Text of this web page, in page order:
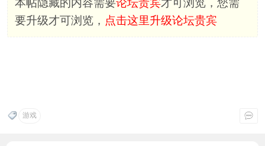
本帖隐藏的内容需要论坛贵宾才可浏览，您需
要升级才可浏览， 点击这里升级论坛贵宾
游戏